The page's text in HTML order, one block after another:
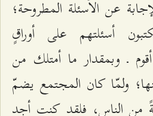
عن الأسئلة المطروحة؛
أسئلتهم على أوراقٍ
ـ وبمقدار ما أمتلك من
ولمّا كان المجتمع يضمّ
من الناس، فلقد كنت أجد